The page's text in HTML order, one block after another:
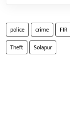
police crime FIR
Theft
Solapur